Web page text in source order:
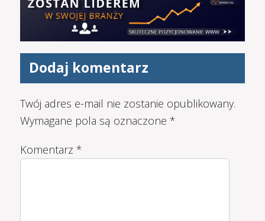
Dodaj komentarz
Twój adres e-mail nie zostanie opublikowany.
Wymagane pola są oznaczone *
Komentarz *